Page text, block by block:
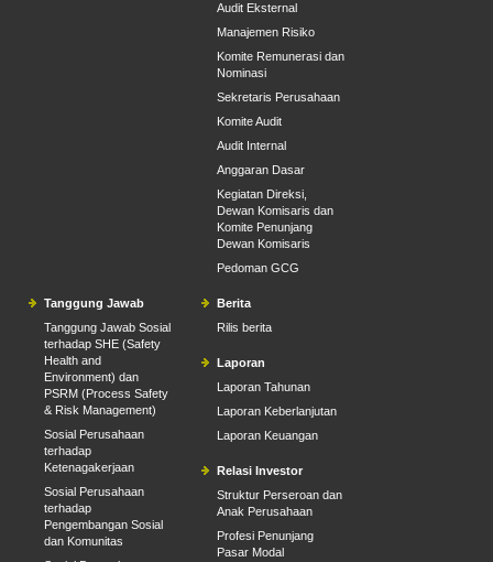
Audit Eksternal
Manajemen Risiko
Komite Remunerasi dan
Nominasi
Sekretaris Perusahaan
Komite Audit
Audit Internal
Anggaran Dasar
Kegiatan Direksi,
Dewan Komisaris dan
Komite Penunjang
Dewan Komisaris
Pedoman GCG
Tanggung Jawab
Tanggung Jawab Sosial
terhadap SHE (Safety
Health and
Environment) dan
PSRM (Process Safety
& Risk Management)
Sosial Perusahaan
terhadap
Ketenagakerjaan
Sosial Perusahaan
terhadap
Pengembangan Sosial
dan Komunitas
Berita
Rilis berita
Laporan
Laporan Tahunan
Laporan Keberlanjutan
Laporan Keuangan
Relasi Investor
Struktur Perseroan dan
Anak Perusahaan
Profesi Penunjang
Pasar Modal